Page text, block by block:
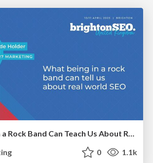
What Being in a Rock Band Can Teach Us About Real World SEO
0 1.1k